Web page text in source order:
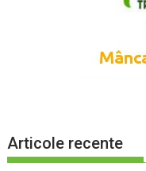
Articole recente